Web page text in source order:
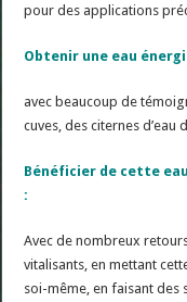
pour des applications
Obtenir une eau
avec beaucoup de
cuves, des citernes d’eau
Bénéficier de cette
:
Avec de nombreux
vitalisants, en mettant
soi-même, en faisant des